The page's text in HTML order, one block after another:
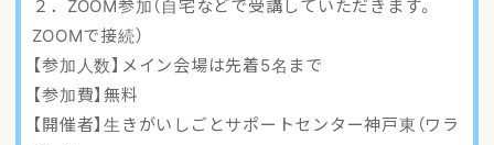
２．ZOOM参加（自宅などで受講していただきます。
ZOOMで接続）
【参加人数】メイン会場は先着5名まで
【参加費】無料
【開催者】生きがいしごとサポートセンター神戸東（ワラ